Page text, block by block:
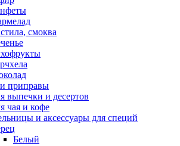
смоква
приправы
выпечки и десертов
чая и кофе
и аксессуары для специй
Белый